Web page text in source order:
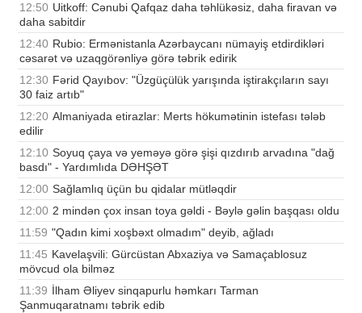
12:50 Uitkoff: Cənubi Qafqaz daha təhlükəsiz, daha firavan və
daha sabitdir
12:40 Rubio: Ermənistanla Azərbaycanı nümayiş etdirdikləri
cəsarət və uzaqgörənliyə görə təbrik edirik
12:30 Fərid Qayıbov: "Üzgüçülük yarışında iştirakçıların sayı
30 faiz artıb"
12:20 Almaniyada etirazlar: Merts hökumətinin istefası tələb
edilir
12:10 Soyuq çaya və yeməyə görə şişi qızdırıb arvadına "dağ
basdı" - Yardımlıda DƏHŞƏT
12:00 Sağlamlıq üçün bu qidalar mütləqdir
12:00 2 mindən çox insan toya gəldi - Bəylə gəlin başqası oldu
11:59 "Qadın kimi xoşbəxt olmadım" deyib, ağladı
11:45 Kavelaşvili: Gürcüstan Abxaziya və Samaçablosuz
mövcud ola bilməz
11:39 İlham Əliyev sinqapurlu həmkarı Tarman
Şanmuqaratnamı təbrik edib